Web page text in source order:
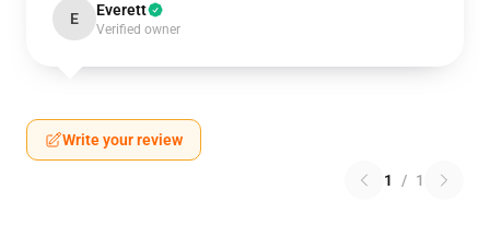
E Everett
Verified owner
Write your review
1 / 1